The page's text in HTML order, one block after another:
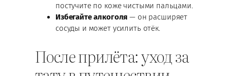
постучите по коже чистыми пальцами.
Избегайте алкоголя — он расширяет
сосуды и может усилить отёк.
После прилёта: уход за